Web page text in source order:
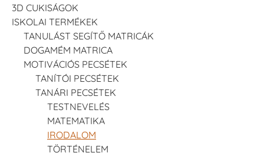
3D CUKISÁGOK
ISKOLAI TERMÉKEK
TANULÁST SEGÍTŐ MATRICÁK
DOGAMÉM MATRICA
MOTIVÁCIÓS PECSÉTEK
TANÍTÓI PECSÉTEK
TANÁRI PECSÉTEK
TESTNEVELÉS
MATEMATIKA
IRODALOM
TÖRTÉNELEM